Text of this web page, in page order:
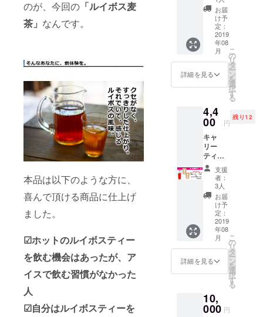
のが、今回の 「ルイボス麦
茶」 なんです。
本品は以下のような方に、
喜んで頂ける商品に仕上げ
ました。
☑ホットのルイボスティー
を飲む機会はあったが、ア
イスで飲む習慣がなかった
人
☑自分はルイボスティーを
定価
￥2,280
・380
㏄） ＆
ルイボ
ス麦茶2
点（仕
様：1商
品当た
り定価
・15P
入り）
お届
け予
定：
2019
年08
月
詳細を見る
こ
の
リ
タ
ー
ン
を
選
択
す
る
4,4
00 円
残り12
キャ
リー
ティー
ボトル
（オレ
ンジ・
定価
￥2,280
・380
㏄） ＆
ルイボ
ス麦茶2
点（仕
様：1商
品当た
り定価
・15P
入り）
支援
者：
3人
お届
け予
定：
2019
年08
月
詳細を見る
こ
の
リ
タ
ー
ン
を
選
択
す
る
10,
000 円